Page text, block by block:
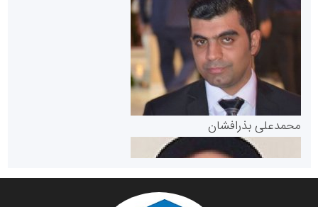
پایگاه خبری گفتمان یزد
سازمان بورس و اوراق بهادار
مرجع اخبار موثق در بازارسرمایه
محمدعلی بذرافشان